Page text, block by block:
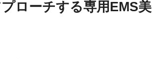
ローチする専用EMS美